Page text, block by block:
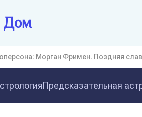
Дом
Морган Фримен. Поздняя
Предсказательная